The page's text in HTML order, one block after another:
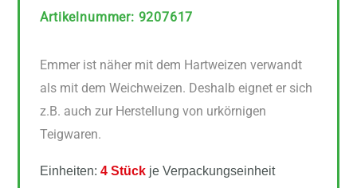
Artikelnummer: 9207617
Emmer ist näher mit dem Hartweizen verwandt
als mit dem Weichweizen. Deshalb eignet er sich
z.B. auch zur Herstellung von urkörnigen
Teigwaren.
Einheiten:4 Stück je Verpackungseinheit